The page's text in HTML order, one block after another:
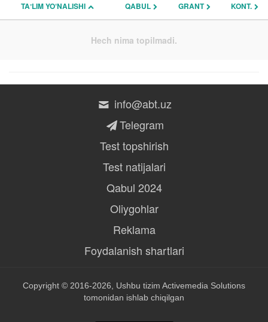
TAʼLIM YO‘NALISHI QABUL GRANT KONT.
Hech nima topilmadi.
info@abt.uz
Telegram
Test topshirish
Test natijalari
Qabul 2024
Oliygohlar
Reklama
Foydalanish shartlari
Copyright © 2016-2026, Ushbu tizim Activemedia Solutions
tomonidan ishlab chiqilgan